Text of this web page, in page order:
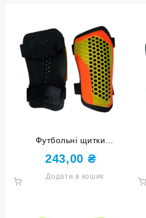
Футбольні щитки
HONEYCOMB розмір S
F675-S golden жовто-
оранжеві
243,00 ₴
Додати в кошик